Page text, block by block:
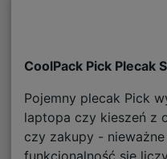
CoolPack Pick Plecak
Pojemny plecak Pick
laptopa czy kieszeń z
czy zakupy -